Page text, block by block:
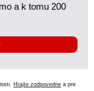
a k tomu 200
Hrajte zodpovedne a pre